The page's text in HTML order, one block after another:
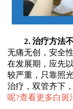
2. 治疗方法
无痛无创，安全
在发展期，应先
较严重，只靠照
治疗，双管齐下
呢?查看更多白斑